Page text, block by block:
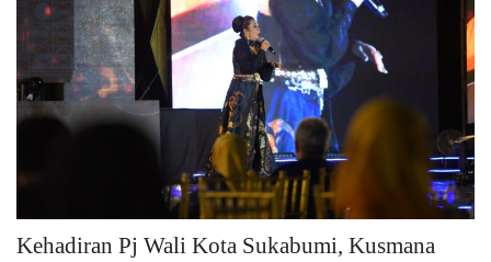
Kehadiran Pj Wali Kota Sukabumi, Kusmana